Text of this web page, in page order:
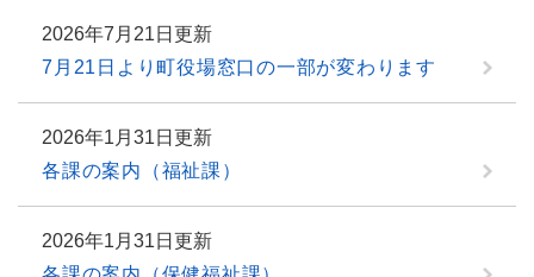
2026年7月21日更新
7月21日より町役場窓口の一部が変わります
2026年1月31日更新
各課の案内（福祉課）
2026年1月31日更新